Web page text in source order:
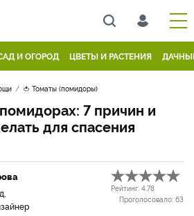
И ОГОРОД ЦВЕТЫ И РАСТЕНИЯ
🍅 Томаты (помидоры)
7 причин и
для спасения
Рейтинг: 4.78
Проголосовало: 63